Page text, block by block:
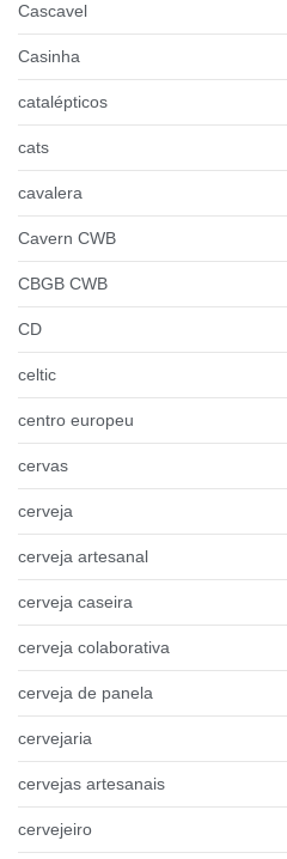
Cascavel
Casinha
catalépticos
cats
cavalera
Cavern CWB
CBGB CWB
CD
celtic
centro europeu
cervas
cerveja
cerveja artesanal
cerveja caseira
cerveja colaborativa
cerveja de panela
cervejaria
cervejas artesanais
cervejeiro